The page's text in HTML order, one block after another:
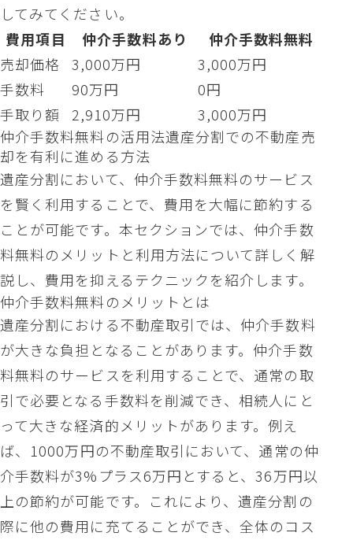
してみてください。
費用項目
仲介手数料あり
仲介手数料無料
売却価格
3,000万円
3,000万円
手数料
90万円
0円
手取り額
2,910万円
3,000万円
仲介手数料無料の活用法遺産分割での不動産売
却を有利に進める方法
遺産分割において、仲介手数料無料のサービス
を賢く利用することで、費用を大幅に節約する
ことが可能です。本セクションでは、仲介手数
料無料のメリットと利用方法について詳しく解
説し、費用を抑えるテクニックを紹介します。
仲介手数料無料のメリットとは
遺産分割における不動産取引では、仲介手数料
が大きな負担となることがあります。仲介手数
料無料のサービスを利用することで、通常の取
引で必要となる手数料を削減でき、相続人にと
って大きな経済的メリットがあります。例え
ば、1000万円の不動産取引において、通常の仲
介手数料が3%プラス6万円とすると、36万円以
上の節約が可能です。これにより、遺産分割の
際に他の費用に充てることができ、全体のコス